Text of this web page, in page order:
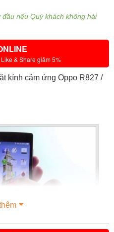
nếu Quý khách không hài
& Share giảm 5%
kính cảm ứng Oppo R827 /